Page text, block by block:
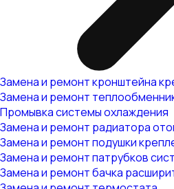
Замена и ремонт кронштейна
Замена и ремонт
Промывка системы охлаждения
Замена и ремонт радиатора
Замена и ремонт подушки
Замена и ремонт патрубков
Замена и ремонт бачка